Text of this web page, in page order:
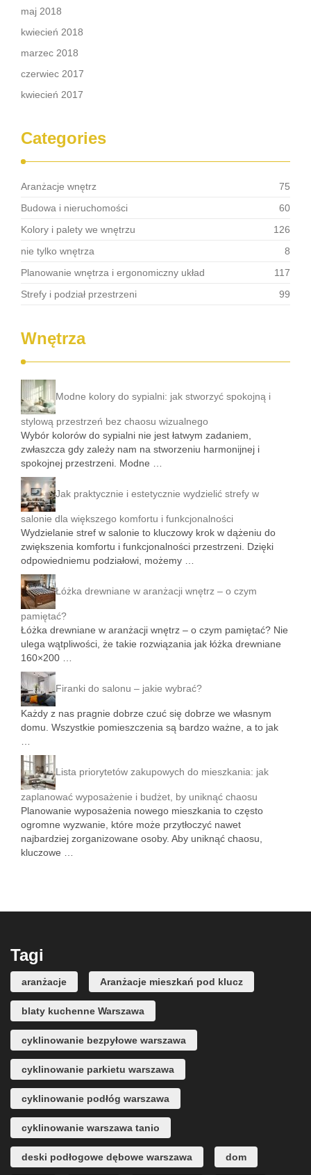
maj 2018
kwiecień 2018
marzec 2018
czerwiec 2017
kwiecień 2017
Categories
Aranżacje wnętrz
75
Budowa i nieruchomości
60
Kolory i palety we wnętrzu
126
nie tylko wnętrza
8
Planowanie wnętrza i ergonomiczny układ
117
Strefy i podział przestrzeni
99
Wnętrza
Modne kolory do sypialni: jak stworzyć spokojną i
stylową przestrzeń bez chaosu wizualnego
Wybór kolorów do sypialni nie jest łatwym zadaniem,
zwłaszcza gdy zależy nam na stworzeniu harmonijnej i
spokojnej przestrzeni. Modne …
Jak praktycznie i estetycznie wydzielić strefy w
salonie dla większego komfortu i funkcjonalności
Wydzielanie stref w salonie to kluczowy krok w dążeniu do
zwiększenia komfortu i funkcjonalności przestrzeni. Dzięki
odpowiedniemu podziałowi, możemy …
Łóżka drewniane w aranżacji wnętrz – o czym
pamiętać?
Łóżka drewniane w aranżacji wnętrz – o czym pamiętać? Nie
ulega wątpliwości, że takie rozwiązania jak łóżka drewniane
160×200 …
Firanki do salonu – jakie wybrać?
Każdy z nas pragnie dobrze czuć się dobrze we własnym
domu. Wszystkie pomieszczenia są bardzo ważne, a to jak
Lista priorytetów zakupowych do mieszkania: jak
zaplanować wyposażenie i budżet, by uniknąć chaosu
Planowanie wyposażenia nowego mieszkania to często
ogromne wyzwanie, które może przytłoczyć nawet
najbardziej zorganizowane osoby. Aby uniknąć chaosu,
kluczowe …
Tagi
aranżacje Aranżacje mieszkań pod klucz
blaty kuchenne Warszawa
cyklinowanie bezpyłowe warszawa
cyklinowanie parkietu warszawa
cyklinowanie podłóg warszawa
cyklinowanie warszawa tanio
deski podłogowe dębowe warszawa dom